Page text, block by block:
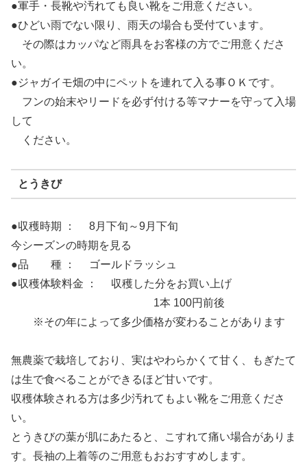
●軍手・長靴や汚れても良い靴をご用意ください。
●ひどい雨でない限り、雨天の場合も受付ています。
その際はカッパなど雨具をお客様の方でご用意くださ
い。
●ジャガイモ畑の中にペットを連れて入る事ＯＫです。
フンの始末やリードを必ず付ける等マナーを守って入場
して
ください。
とうきび
●収穫時期 ： 8月下旬～9月下旬
今シーズンの時期を見る
●品 種 ： ゴールドラッシュ
●収穫体験料金 ： 収穫した分をお買い上げ
1本 100円前後
※その年によって多少価格が変わることがあります
無農薬で栽培しており、実はやわらかくて甘く、もぎたて
は生で食べることができるほど甘いです。
収穫体験される方は多少汚れてもよい靴をご用意くださ
い。
とうきびの葉が肌にあたると、こすれて痛い場合がありま
す。長袖の上着等のご用意もおおすすめします。